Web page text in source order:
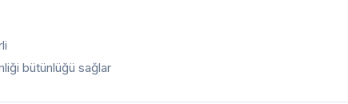
bütünlüğü sağlar